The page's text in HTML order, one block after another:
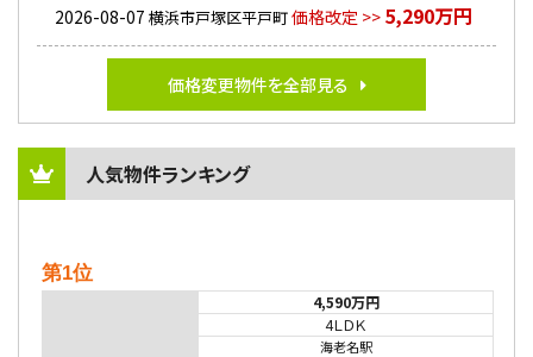
2026-08-07 横浜市戸塚区平戸町価格改定 >> 5,290万円
価格変更物件を全部見る
人気物件ランキング
第1位
4,590万円
4ＬＤＫ
海老名駅